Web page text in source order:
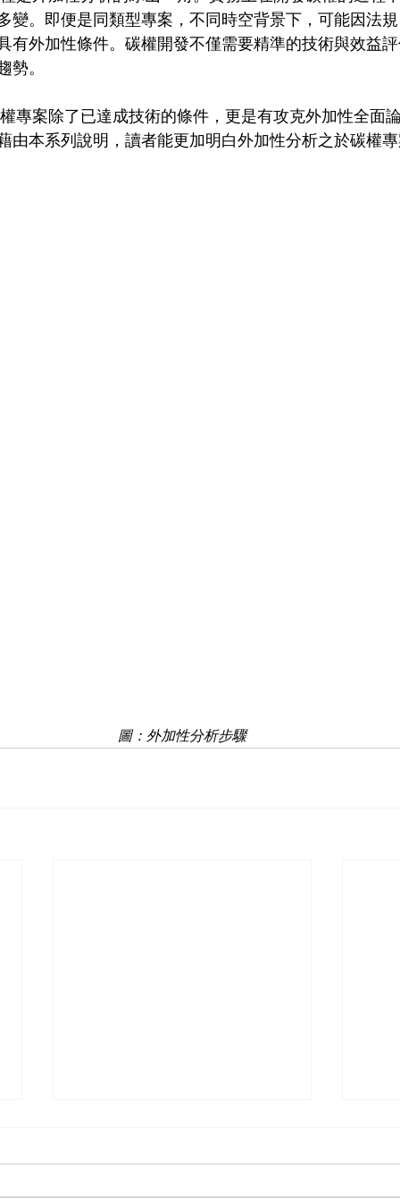
變。即便是同類型專案，不同時空背景下，可能因法
有外加性條件。碳權開發不僅需要精準的技術與效益
勢。
由本系列說明，讀者能更加明白外加性分析之於碳權
圖：外加性分析步驟